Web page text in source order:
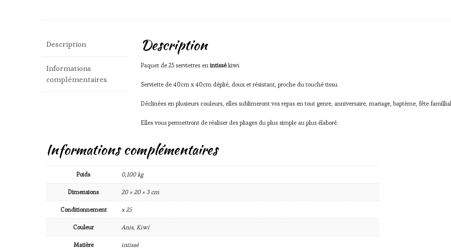
Description
Informations
complémentaires
Description
Paquet de 25 serviettes enintissékiwi.
Serviette de 40cm x 40cm déplié, doux et résistant, proche du touché tissu.
Déclinées en plusieurs couleurs, elles sublimeront vos repas en tout genre, anniversaire, mariage, baptème, fête
Elles vous permettront de réaliser des pliages du plus simple au plus élaboré.
Informations complémentaires
Poids 0,100 kg
Dimensions 20 × 20 × 3 cm
Conditionnement x 25
Couleur Anis, Kiwi
Matière intissé